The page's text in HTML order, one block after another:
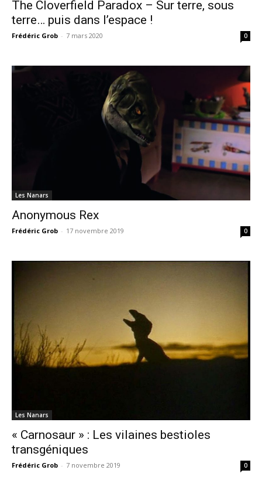
The Cloverfield Paradox – Sur terre, sous
terre… puis dans l’espace !
Frédéric Grob - 7 mars 2020 0
Les Nanars
Anonymous Rex
Frédéric Grob - 17 novembre 2019 0
Les Nanars
« Carnosaur » : Les vilaines bestioles
transgéniques
Frédéric Grob - 7 novembre 2019 0